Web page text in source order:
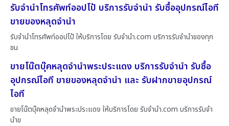
รับจำนำโทรศัพท์ออปโป้ บริการรับจำนำ รับซื้ออุปกรณ์ไอที
ขายของหลุดจำนำ
รับจำนำโทรศัพท์ออปโป้ ให้บริการโดย รับจํานํา.com บริการรับจำนำของทุก
ชน
ขายโน๊ตบุ๊คหลุดจำนำพระประแดง บริการรับจำนำ รับซื้อ
อุปกรณ์ไอที ขายของหลุดจำนำ และ รับฝากขายอุปกรณ์
ไอที
ขายโน๊ตบุ๊คหลุดจำนำพระประแดง ให้บริการโดย รับจํานํา.com บริการรับจำ
นำข